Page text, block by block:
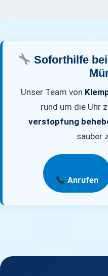
Soforthilfe
Unser Team von
rund um die Uhr
verstopfung
sauber
Anrufen